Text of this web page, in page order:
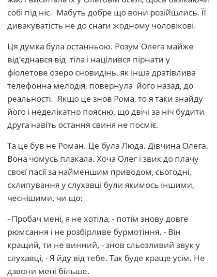
собі під ніс. Мабуть добре що вони розійшлись. Її
дивакуватість не до снаги жодному чоловікові.
Ця думка була останньою. Розум Олега майже
від'єднався від тіла і націлився пірнати у
фіолетове озеро сновидінь, як інша дратівлива
телефонна мелодія, повернула його назад, до
реальності. Якщо це знов Рома, то я таки знайду
його і неделікатно поясню, що двічі за ніч будити
друга навіть остання свиня не посміє.
Та це був не Роман. Це була Люда. Дівчина Олега.
Вона чомусь плакала. Хоча Олег і звик до плачу
своєї пасії за найменшим приводом, сьогодні,
схлипування у слухавці були якимось іншими,
чеснішими, чи що:
- Пробач мені, я не хотіла, - потім знову довге
рюмсання і не розбірливе бурмотіння. - Він
кращий, ти не винний, - знов сльозливий звук у
слухавці, - Я йду від тебе. Так буде краще усім. Не
дзвони мені більше.